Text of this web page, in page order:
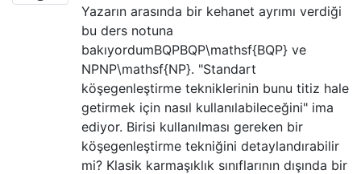
Yazarın arasında bir kehanet ayrımı verdiği
bu ders notuna
bakıyordumBQPBQP\mathsf{BQP} ve
NPNP\mathsf{NP}. "Standart
köşegenleştirme tekniklerinin bunu titiz hale
getirmek için nasıl kullanılabileceğini" ima
ediyor. Birisi kullanılması gereken bir
köşegenleştirme tekniğini detaylandırabilir
mi? Klasik karmaşıklık sınıflarının dışında bir